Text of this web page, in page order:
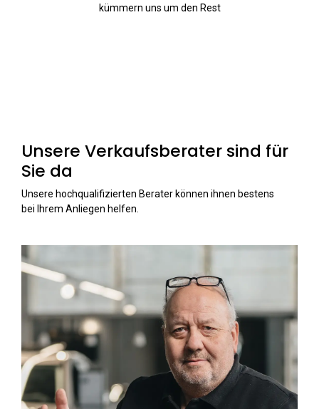
kümmern uns um den Rest
Unsere Verkaufsberater sind für
Sie da
Unsere hochqualifizierten Berater können ihnen bestens
bei Ihrem Anliegen helfen.